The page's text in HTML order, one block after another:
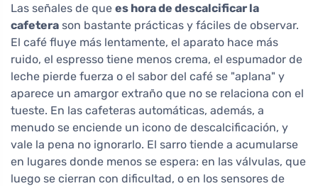
Las señales de que es hora de descalcificar la
cafetera son bastante prácticas y fáciles de observar.
El café fluye más lentamente, el aparato hace más
ruido, el espresso tiene menos crema, el espumador de
leche pierde fuerza o el sabor del café se "aplana" y
aparece un amargor extraño que no se relaciona con el
tueste. En las cafeteras automáticas, además, a
menudo se enciende un icono de descalcificación, y
vale la pena no ignorarlo. El sarro tiende a acumularse
en lugares donde menos se espera: en las válvulas, que
luego se cierran con dificultad, o en los sensores de